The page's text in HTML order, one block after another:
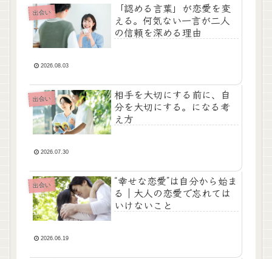
出会い
「認める言葉」が恋愛を変
える。何気ない一言が二人
の信頼を深める理由
2026.08.03
出会い
相手を大切にする前に、自
分を大切にする。になる考
え方
2026.07.30
出会い
“幸せな恋愛”は自分から始ま
る｜大人の恋愛で忘れては
いけないこと
2026.06.19